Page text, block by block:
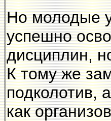
Но молодые
успешно
дисциплин,
К тому же
подколотив,
как